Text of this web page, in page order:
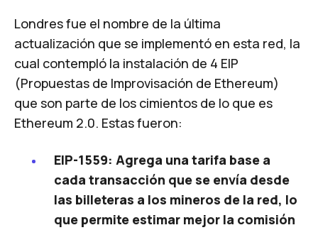
Londresfue el nombre de la última
actualización que se implementó en esta red, la
cual contempló la instalación de 4 EIP
(Propuestas de Improvisación de Ethereum)
que son parte de los cimientos de lo que es
Ethereum 2.0. Estas fueron:
EIP-1559: Agrega una tarifa base a
cada transacción que se envía desde
las billeteras a los mineros de la red, lo
que permite estimar mejor la comisión